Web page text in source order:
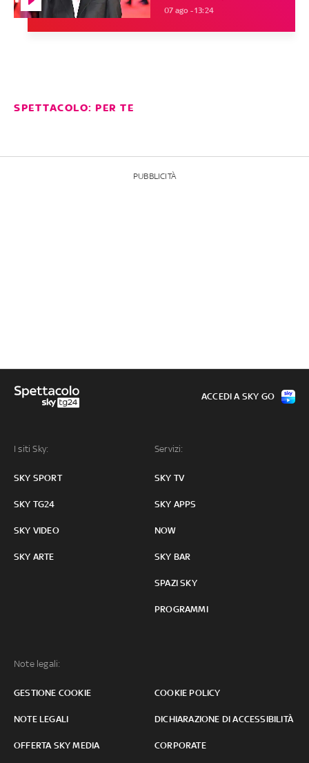
07 ago - 13:24
SPETTACOLO: PER TE
PUBBLICITÀ
I siti Sky:
SKY SPORT
SKY TG24
SKY VIDEO
SKY ARTE
Servizi:
SKY TV
SKY APPS
NOW
SKY BAR
SPAZI SKY
PROGRAMMI
Note legali:
GESTIONE COOKIE COOKIE POLICY
NOTE LEGALI DICHIARAZIONE DI ACCESSIBILITÀ
OFFERTA SKY MEDIA CORPORATE
ACCEDI A SKY GO